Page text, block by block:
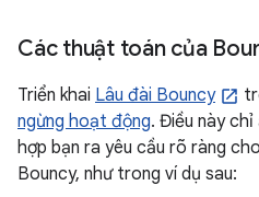
Các thuật toán của
Triển khai Lâu đài Bouncy
ngừng hoạt động. Điều này
hợp bạn ra yêu cầu rõ ràng
Bouncy, như trong ví dụ sau: